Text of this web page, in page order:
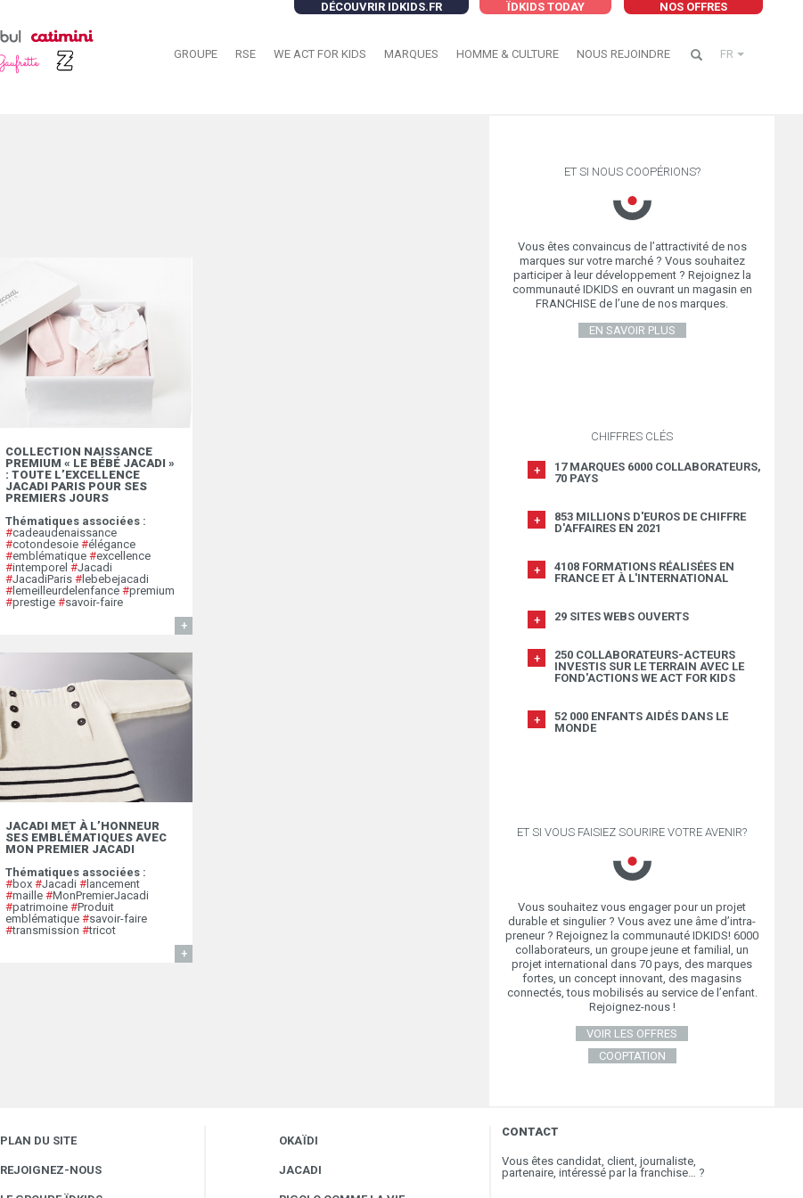
DÉCOUVRIR IDKIDS.FR NOS OFFRES
ÏDKIDS TODAY
GROUPE RSE WE ACT FOR KIDS MARQUES HOMME & CULTURE NOUS REJOINDRE FR
COLLECTION NAISSANCE
PREMIUM « LE BÉBÉ JACADI »
: TOUTE L’EXCELLENCE
JACADI PARIS POUR SES
PREMIERS JOURS
Thématiques associées :
#cadeaudenaissance
#cotondesoie #élégance
#emblématique #excellence
#intemporel #Jacadi
#JacadiParis # lebebejacadi
# lemeilleurdelenfance #premium
#prestige #savoir-faire
JACADI MET À L’HONNEUR
SES EMBLÉMATIQUES AVEC
MON PREMIER JACADI
Thématiques associées :
#box #Jacadi # lancement
#maille #MonPremierJacadi
#patrimoine #Produit
emblématique #savoir-faire
#transmission #tricot
ET SI NOUS COOPÉRIONS?
Vous êtes convaincus de l’attractivité de nos
marques sur votre marché ? Vous souhaitez
participer à leur développement ? Rejoignez la
communauté IDKIDS en ouvrant un magasin en
FRANCHISE de l’une de nos marques.
EN SAVOIR PLUS
CHIFFRES CLÉS
17 MARQUES 6000 COLLABORATEURS,
70 PAYS
853 MILLIONS D'EUROS DE CHIFFRE
D'AFFAIRES EN 2021
4108 FORMATIONS RÉALISÉES EN
FRANCE ET À L'INTERNATIONAL
29 SITES WEBS OUVERTS
250 COLLABORATEURS-ACTEURS
INVESTIS SUR LE TERRAIN AVEC LE
FOND'ACTIONS WE ACT FOR KIDS
52 000 ENFANTS AIDÉS DANS LE
MONDE
ET SI VOUS FAISIEZ SOURIRE VOTRE AVENIR?
Vous souhaitez vous engager pour un projet
durable et singulier ? Vous avez une âme d’intra-
preneur ? Rejoignez la communauté IDKIDS! 6000
collaborateurs, un groupe jeune et familial, un
projet international dans 70 pays, des marques
fortes, un concept innovant, des magasins
connectés, tous mobilisés au service de l’enfant.
Rejoignez-nous !
VOIR LES OFFRES
COOPTATION
PLAN DU SITE
REJOIGNEZ-NOUS
OKAÏDI
JACADI
CONTACT
Vous êtes candidat, client, journaliste,
partenaire, intéressé par la franchise… ?